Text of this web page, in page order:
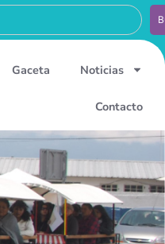
Gaceta Noticias
Contacto